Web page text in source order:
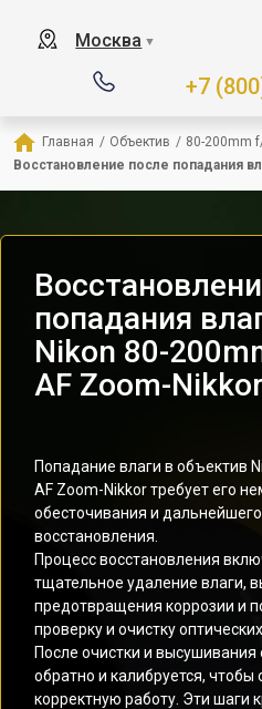
Москва ▼
+7
Главная / Объектив / 80-200mm
Восстановление после попадания
попадания
Nikon 80-
AF Zoom-
Попадание влаги в объектив
AF Zoom-Nikkor требует его
обесточивания и
восстановления.
Процесс восстановления
тщательное удаление влаги,
предотвращения коррозии и
проверку и очистку
После очистки и высушивания
обратно и калибруется, чтобы
корректную работу. Эти шаги